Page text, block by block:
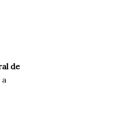
de
a